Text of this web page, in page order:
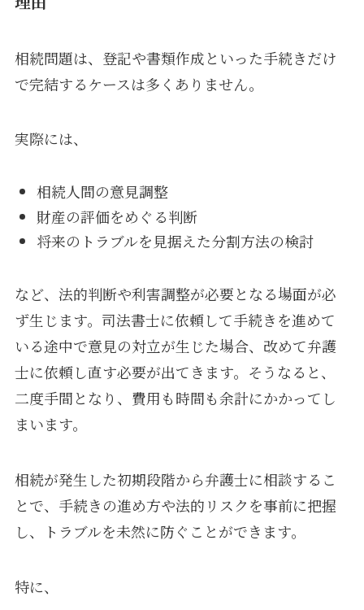
相続問題は、登記や書類作成といった手続きだけ
で完結するケースは多くありません。
実際には、
相続人間の意見調整
財産の評価をめぐる判断
将来のトラブルを見据えた分割方法の検討
など、法的判断や利害調整が必要となる場面が必
ず生じます。司法書士に依頼して手続きを進めて
いる途中で意見の対立が生じた場合、改めて弁護
士に依頼し直す必要が出てきます。そうなると、
二度手間となり、費用も時間も余計にかかってし
まいます。
相続が発生した初期段階から弁護士に相談するこ
とで、手続きの進め方や法的リスクを事前に把握
し、トラブルを未然に防ぐことができます。
特に、